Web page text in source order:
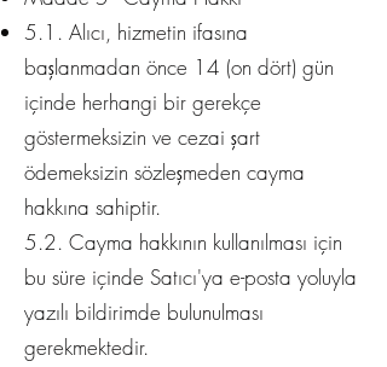
5.1. Alıcı, hizmetin ifasına
başlanmadan önce 14 (on dört) gün
içinde herhangi bir gerekçe
göstermeksizin ve cezai şart
ödemeksizin sözleşmeden cayma
hakkına sahiptir.
5.2. Cayma hakkının kullanılması için
bu süre içinde Satıcı'ya e-posta yoluyla
yazılı bildirimde bulunulması
gerekmektedir.